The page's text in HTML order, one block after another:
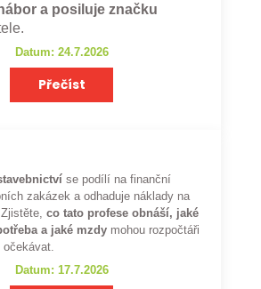
a posiluje značku
Datum: 24.7.2026
Přečíst
se podílí na finanční
zakázek a odhaduje náklady na
Zjistěte,co tato profese obnáší, jaké
a jaké mzdy mohou rozpočtáři
Datum: 17.7.2026